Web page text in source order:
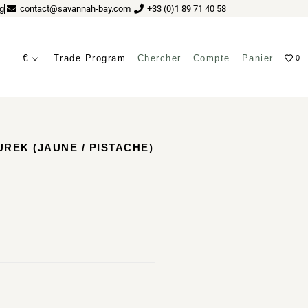
contact@savannah-bay.com +33 (0)1 89 71 40 58
€ Trade Program Chercher Compte Panier 0
(JAUNE / PISTACHE)